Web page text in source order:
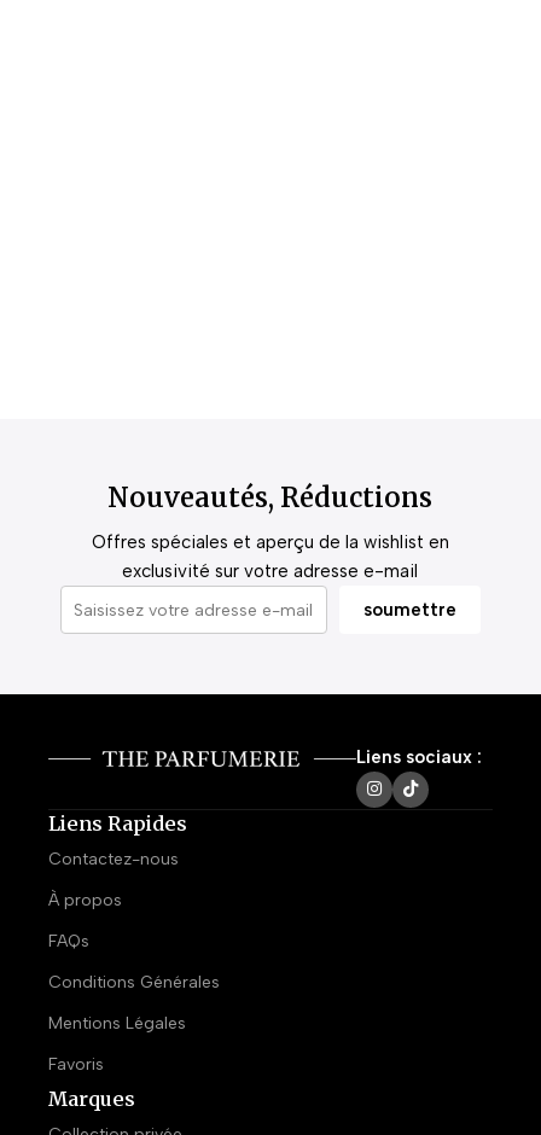
Nouveautés, Réductions
Offres spéciales et aperçu de la wishlist en
exclusivité sur votre adresse e-mail
Liens sociaux :
Liens Rapides
Contactez-nous
À propos
FAQs
Conditions Générales
Mentions Légales
Favoris
Marques